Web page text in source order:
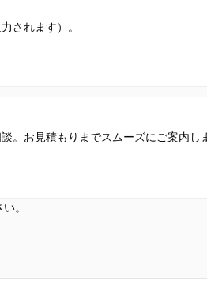
されます）。
。お見積もりまでスムーズにご案内し
。